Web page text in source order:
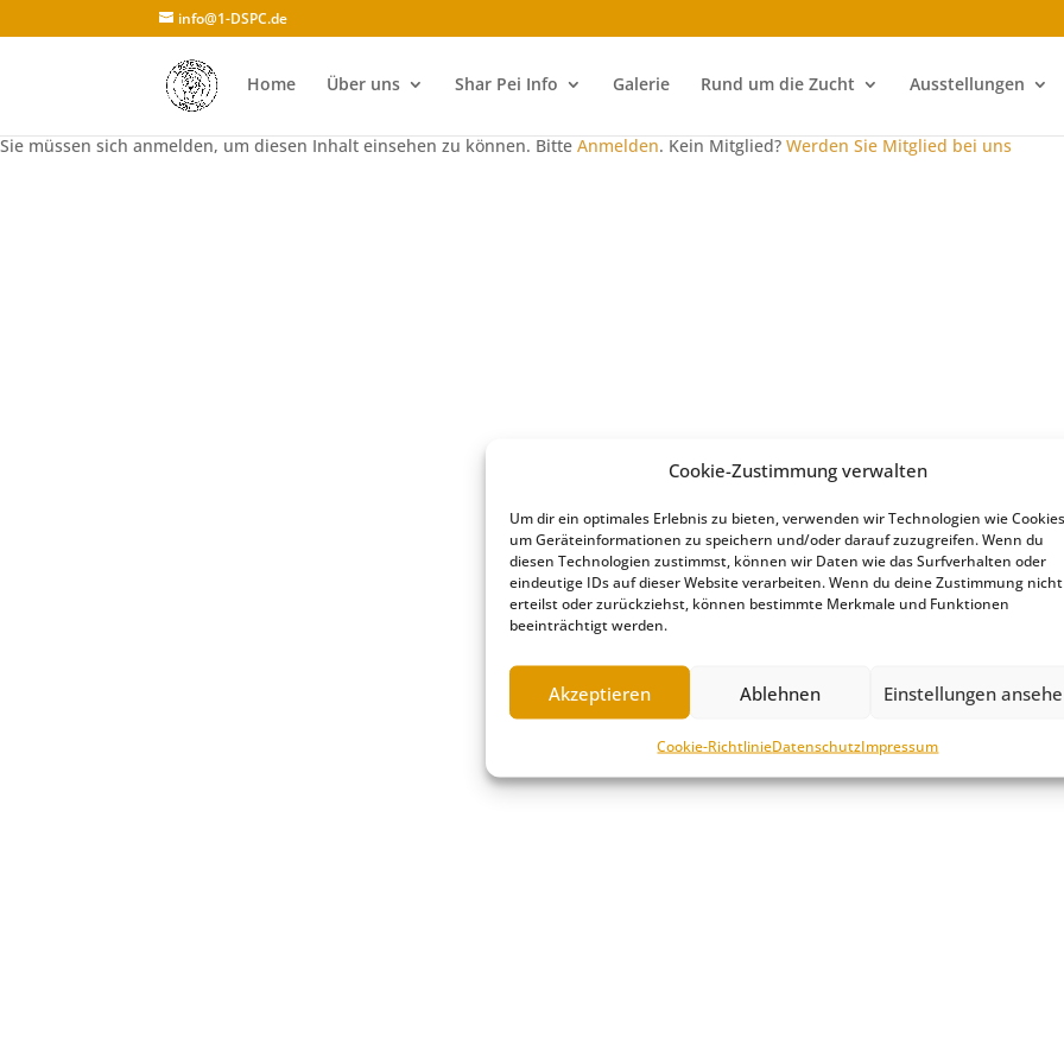
Cookie-Zustimmung verwalten
Um dir ein optimales Erlebnis zu bieten, verwenden wir Technologien wie
um Geräteinformationen zu speichern und/oder darauf zuzugreifen. Wenn du
diesen Technologien zustimmst, können wir Daten wie das Surfverhalten oder
eindeutige IDs auf dieser Website verarbeiten. Wenn du deine Zustimmung nicht
erteilst oder zurückziehst, können bestimmte Merkmale und Funktionen
beeinträchtigt werden.
Akzeptieren Ablehnen Einstellungen
Cookie-RichtlinieDatenschutzImpressum
info@1-DSPC.de
Home Über uns Shar Pei Info Galerie Rund um die Zucht Ausstellungen
Sie müssen sich anmelden, um diesen Inhalt einsehen zu können. Bitte Anmelden. Kein Mitglied? Werden Sie Mitglied bei uns